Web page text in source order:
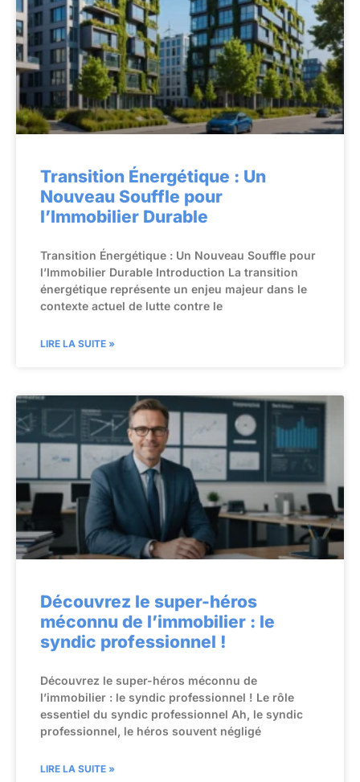
Transition Énergétique : Un
Nouveau Souffle pour
l’Immobilier Durable
Transition Énergétique : Un Nouveau Souffle pour
l’Immobilier Durable Introduction La transition
énergétique représente un enjeu majeur dans le
contexte actuel de lutte contre le
LIRE LA SUITE »
Découvrez le super-héros
méconnu de l’immobilier : le
syndic professionnel !
Découvrez le super-héros méconnu de
l’immobilier : le syndic professionnel ! Le rôle
essentiel du syndic professionnel Ah, le syndic
professionnel, le héros souvent négligé
LIRE LA SUITE »